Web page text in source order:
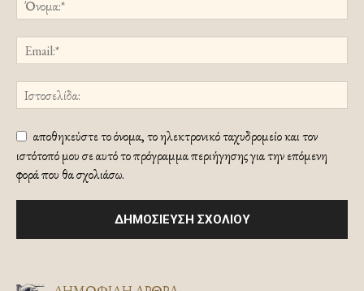
αποθηκεύστε το όνομα, το ηλεκτρονικό ταχυδρομείο και τον
ιστότοπό μου σε αυτό το πρόγραμμα περιήγησης για την επόμενη
φορά που θα σχολιάσω.